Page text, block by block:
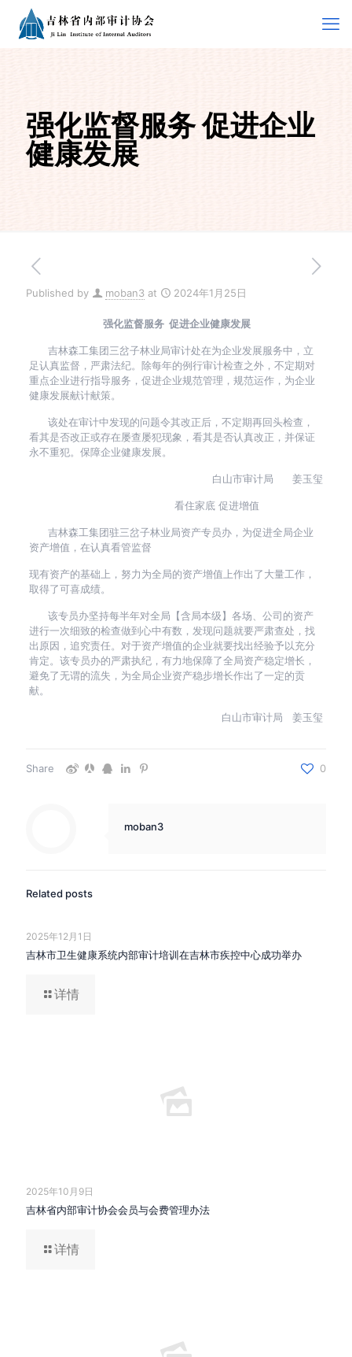
强化监督服务 促进企业
健康发展
Published by moban3 at 2024年1月25日
强化监督服务 促进企业健康发展
吉林森工集团三岔子林业局审计处在为企业发展服务中，立
足认真监督，严肃法纪。除每年的例行审计检查之外，不定期对
重点企业进行指导服务，促进企业规范管理，规范运作，为企业
健康发展献计献策。
该处在审计中发现的问题令其改正后，不定期再回头检查，
看其是否改正或存在屡查屡犯现象，看其是否认真改正，并保证
永不重犯。保障企业健康发展。
白山市审计局 姜玉玺
看住家底 促进增值
吉林森工集团驻三岔子林业局资产专员办，为促进全局企业
资产增值，在认真看管监督
现有资产的基础上，努力为全局的资产增值上作出了大量工作，
取得了可喜成绩。
该专员办坚持每半年对全局【含局本级】各场、公司的资产
进行一次细致的检查做到心中有数，发现问题就要严肃查处，找
出原因，追究责任。对于资产增值的企业就要找出经验予以充分
肯定。该专员办的严肃执纪，有力地保障了全局资产稳定增长，
避免了无谓的流失，为全局企业资产稳步增长作出了一定的贡
献。
白山市审计局 姜玉玺
Share 0
moban3
Related posts
2025年12月1日
吉林市卫生健康系统内部审计培训在吉林市疾控中心成功举办
详情
2025年10月9日
吉林省内部审计协会会员与会费管理办法
详情